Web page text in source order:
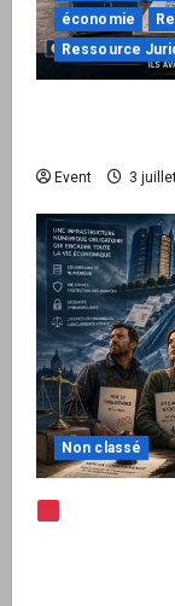
économie
Ressource
Event 3
Non classé